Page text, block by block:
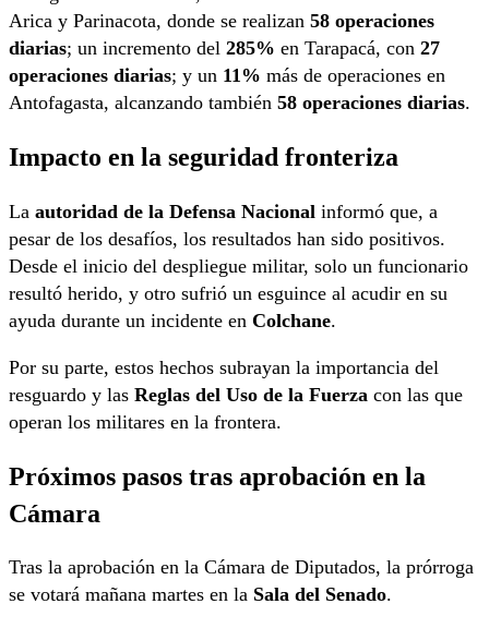
Arica y Parinacota, donde se realizan 58 operaciones
diarias; un incremento del 285% en Tarapacá, con 27
operaciones diarias; y un 11% más de operaciones en
Antofagasta, alcanzando también 58 operaciones diarias.
Impacto en la seguridad fronteriza
La autoridad de la Defensa Nacional informó que, a
pesar de los desafíos, los resultados han sido positivos.
Desde el inicio del despliegue militar, solo un funcionario
resultó herido, y otro sufrió un esguince al acudir en su
ayuda durante un incidente en Colchane.
Por su parte, estos hechos subrayan la importancia del
resguardo y las Reglas del Uso de la Fuerza con las que
operan los militares en la frontera.
Próximos pasos tras aprobación en la
Cámara
Tras la aprobación en la Cámara de Diputados, la prórroga
se votará mañana martes en la Sala del Senado.